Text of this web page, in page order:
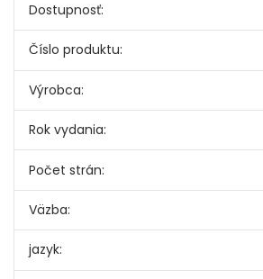
Dostupnosť:
Číslo produktu:
Výrobca:
Rok vydania:
Počet strán:
Väzba:
jazyk: